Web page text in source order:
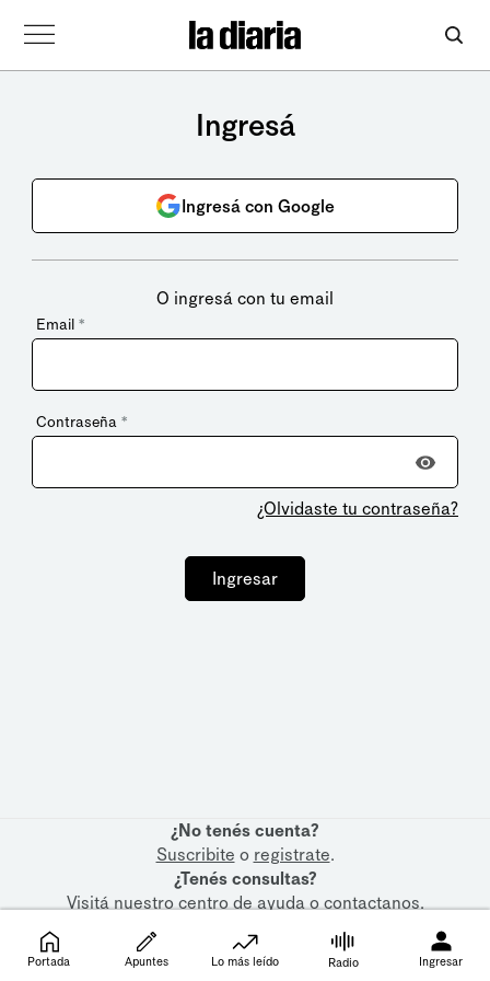
Ingresá
Ingresá con Google
O ingresá con tu email
Email *
Contraseña *
¿Olvidaste tu contraseña?
Ingresar
¿No tenés cuenta?
Suscribite o registrate.
¿Tenés consultas?
Visitá nuestrocentro de ayudaocontactanos.
Portada Apuntes Lo más leído Radio Ingresar